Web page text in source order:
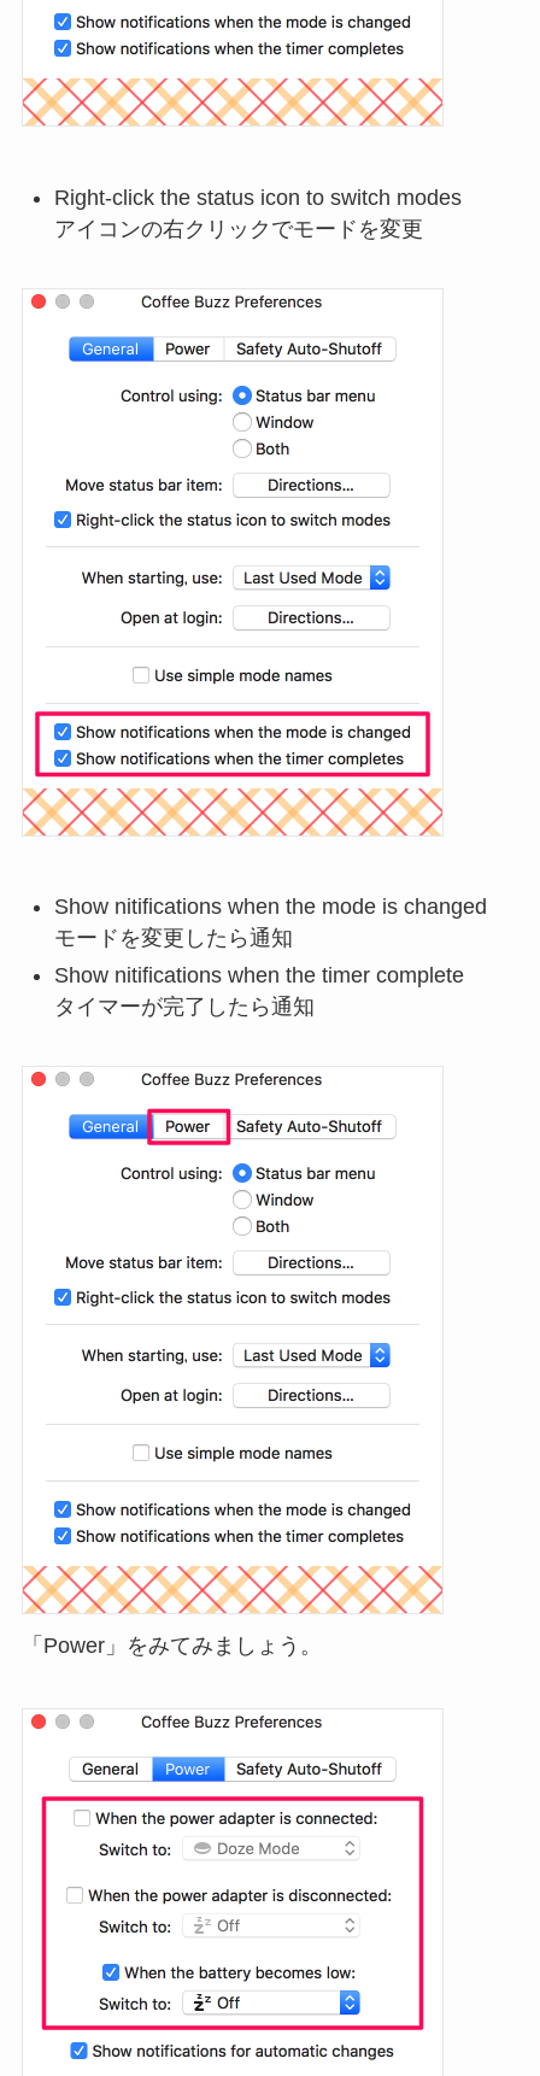
Right-click the status icon to switch modes
アイコンの右クリックでモードを変更
Show nitifications when the mode is changed
モードを変更したら通知
Show nitifications when the timer complete
タイマーが完了したら通知
「Power」をみてみましょう。